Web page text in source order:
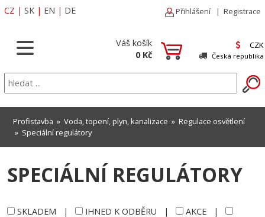
CZ | SK | EN | DE Přihlášení | Registrace
Váš košík
0 Kč
CZK
Česká republika
Profistavba » Voda, topení, plyn, kanalizace » Regulace osvětlení
» Speciální regulátory
SPECIÁLNÍ REGULÁTORY
SKLADEM | IHNED K ODBĚRU | AKCE |